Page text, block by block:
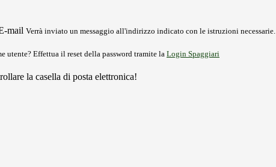
mail Verrà inviato un messaggio all'indirizzo indicato con le istruzioni necessarie.
utente? Effettua il reset della password tramite la Login Spaggiari
la casella di posta elettronica!